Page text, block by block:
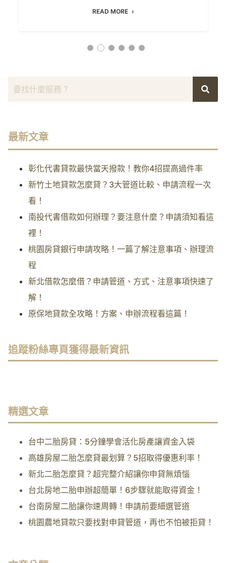
最新文章
彰化代書貸款最快當天撥款！教你4招提高過件率
新竹土地貸款怎麼貸？3大管道比較、申請流程一次
看！
南投代書借款如何辦理？要注意什麼？申請須知看這
裡！
桃園房貸銀行申請攻略！一篇了解注意事項、辦理流
程
新北借款怎麼借？申請管道、方式、注意事項快速了
解！
原保地貸款全攻略！方案、申辦流程看這篇！
追蹤粉絲專頁獲得最新資訊
精選文章
台中二胎房貸：5分鐘學會活化房產讓資金入袋
高雄房屋二胎怎麼貸最划算？5招取得優惠利率！
新北二胎怎麼貸？超完整介紹讓你申貸無煩惱
台北房地二胎申辦超簡單！6步驟就能取得資金！
台南房屋二胎讓你速周轉！申請前要細選管道
桃園農地貸款只要找對申貸管道，再也不怕被拒貸！